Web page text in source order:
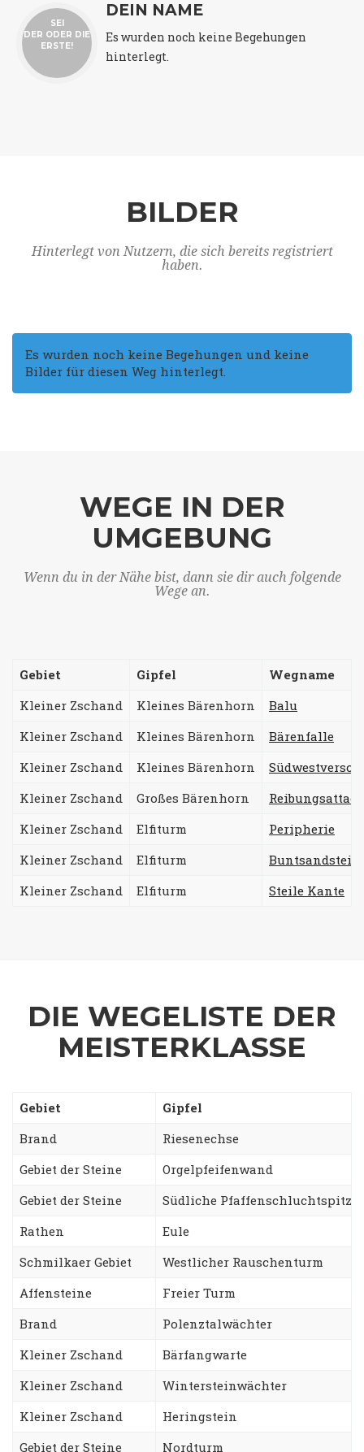
SEI
DER ODER DIE
ERSTE!
DEIN NAME
Es wurden noch keine Begehungen
hinterlegt.
BILDER
Hinterlegt von Nutzern, die sich bereits registriert
haben.
Es wurden noch keine Begehungen und keine
Bilder für diesen Weg hinterlegt.
WEGE IN DER
UMGEBUNG
Wenn du in der Nähe bist, dann sie dir auch folgende
Wege an.
Gebiet Gipfel
Wegname
Kleiner Zschand
Kleines Bärenhorn
Balu
Kleiner Zschand
Kleines Bärenhorn
Bärenfalle
Kleiner Zschand
Kleines Bärenhorn
Kleiner Zschand
Großes Bärenhorn
Kleiner Zschand
Elfiturm
Peripherie
Kleiner Zschand
Elfiturm
Buntsandstein
Kleiner Zschand
Elfiturm Steile Kante
DIE WEGELISTE DER
MEISTERKLASSE
Gebiet
Gipfel
Brand
Riesenechse
Gebiet der Steine
Orgelpfeifenwand
Gebiet der Steine
Südliche Pfaffenschluchtspitze
Rathen
Eule
Schmilkaer Gebiet
Westlicher Rauschenturm
Affensteine
Freier Turm
Brand
Polenztalwächter
Kleiner Zschand
Bärfangwarte
Kleiner Zschand
Wintersteinwächter
Kleiner Zschand
Heringstein
Gebiet der Steine
Nordturm